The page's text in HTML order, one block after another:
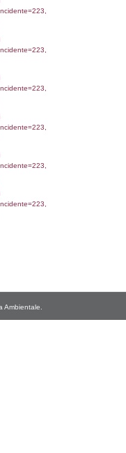
f_territori_limitrofi
=
=
AND
ON
=